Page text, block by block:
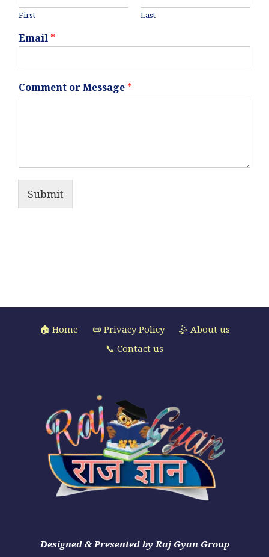
First Last
Email *
Comment or Message *
Submit
🏠 Home 📜 Privacy Policy
🤹 About us
📞 Contact us
Designed & Presented by Raj Gyan Group